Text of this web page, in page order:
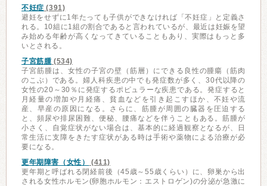
不妊症 (391)
避妊をせずに1年たっても子供ができなければ「不妊症」と定義さ
れる。10組に1組の割合であると言われているが、最近は妊娠を望
み始める年齢が高くなってきていることもあり、実際はもっと多
いとされる。
子宮筋腫(534)
子宮筋腫は、女性の子宮の壁（筋層）にできる良性の腫瘍（筋肉
のこぶ）である。婦人科疾患の中でも発症数が多く、30代以降の
女性の20～30％に発症するポピュラーな疾患である。発症すると
月経量の増加や月経痛、貧血などを引き起こすほか、不妊や流
産、早産の原因になる。さらに、筋腫が周囲の臓器を圧迫する
と、頻尿や排尿困難、便秘、腰痛などを伴うこともある。筋腫が
小さく、自覚症状がない場合は、基本的に経過観察となるが、日
常生活に支障をきたす症状がある時は手術や薬物による治療が必
要になる。
更年期障害（女性）
(411)
更年期と呼ばれる閉経前後（45歳～55歳くらい）に、卵巣から出
される女性ホルモン(卵胞ホルモン：エストロゲン)の分泌が急激に